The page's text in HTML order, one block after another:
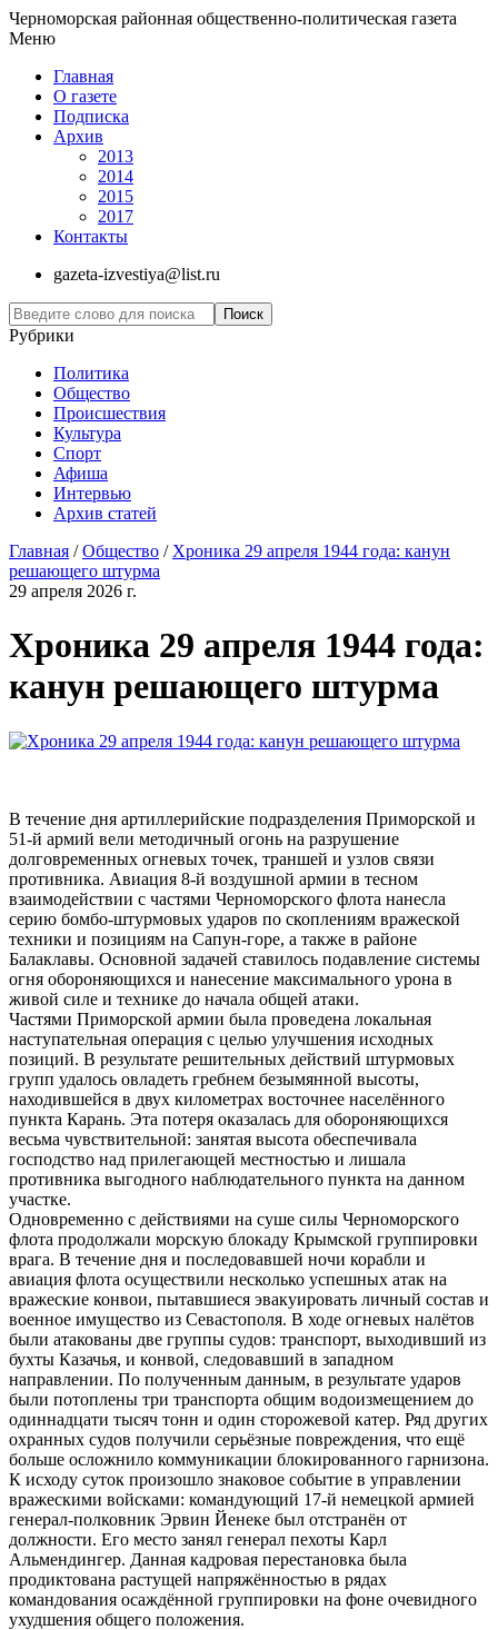
Черноморская районная общественно-политическая газета
Меню
Главная
О газете
Подписка
Архив
2013
2014
2015
2017
Контакты
gazeta-izvestiya@list.ru
Рубрики
Политика
Общество
Проиcшествия
Культура
Спорт
Афиша
Интервью
Архив статей
Главная /Общество / Хроника 29 апреля 1944 года: канун
решающего штурма
29 апреля 2026 г.
Хроника 29 апреля 1944 года:
канун решающего штурма
В течение дня артиллерийские подразделения Приморской и
51-й армий вели методичный огонь на разрушение
долговременных огневых точек, траншей и узлов связи
противника. Авиация 8-й воздушной армии в тесном
взаимодействии с частями Черноморского флота нанесла
серию бомбо-штурмовых ударов по скоплениям вражеской
техники и позициям на Сапун-горе, а также в районе
Балаклавы. Основной задачей ставилось подавление системы
огня обороняющихся и нанесение максимального урона в
живой силе и технике до начала общей атаки.
Частями Приморской армии была проведена локальная
наступательная операция с целью улучшения исходных
позиций. В результате решительных действий штурмовых
групп удалось овладеть гребнем безымянной высоты,
находившейся в двух километрах восточнее населённого
пункта Карань. Эта потеря оказалась для обороняющихся
весьма чувствительной: занятая высота обеспечивала
господство над прилегающей местностью и лишала
противника выгодного наблюдательного пункта на данном
участке.
Одновременно с действиями на суше силы Черноморского
флота продолжали морскую блокаду Крымской группировки
врага. В течение дня и последовавшей ночи корабли и
авиация флота осуществили несколько успешных атак на
вражеские конвои, пытавшиеся эвакуировать личный состав и
военное имущество из Севастополя. В ходе огневых налётов
были атакованы две группы судов: транспорт, выходивший из
бухты Казачья, и конвой, следовавший в западном
направлении. По полученным данным, в результате ударов
были потоплены три транспорта общим водоизмещением до
одиннадцати тысяч тонн и один сторожевой катер. Ряд других
охранных судов получили серьёзные повреждения, что ещё
больше осложнило коммуникации блокированного гарнизона.
К исходу суток произошло знаковое событие в управлении
вражескими войсками: командующий 17-й немецкой армией
генерал-полковник Эрвин Йенеке был отстранён от
должности. Его место занял генерал пехоты Карл
Альмендингер. Данная кадровая перестановка была
продиктована растущей напряжённостью в рядах
командования осаждённой группировки на фоне очевидного
ухудшения общего положения.